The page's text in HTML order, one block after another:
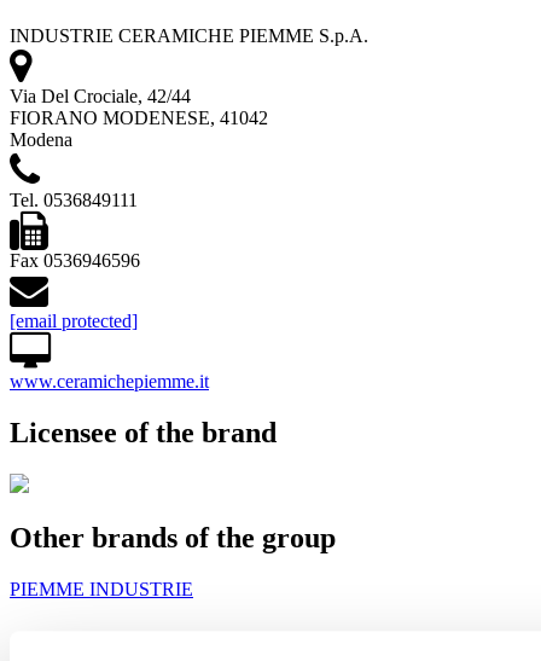
INDUSTRIE CERAMICHE PIEMME S.p.A.
Via Del Crociale, 42/44
FIORANO MODENESE, 41042
Modena
Tel. 0536849111
Fax 0536946596
[email protected]
www.ceramichepiemme.it
Licensee of the brand
Other brands of the group
PIEMME INDUSTRIE